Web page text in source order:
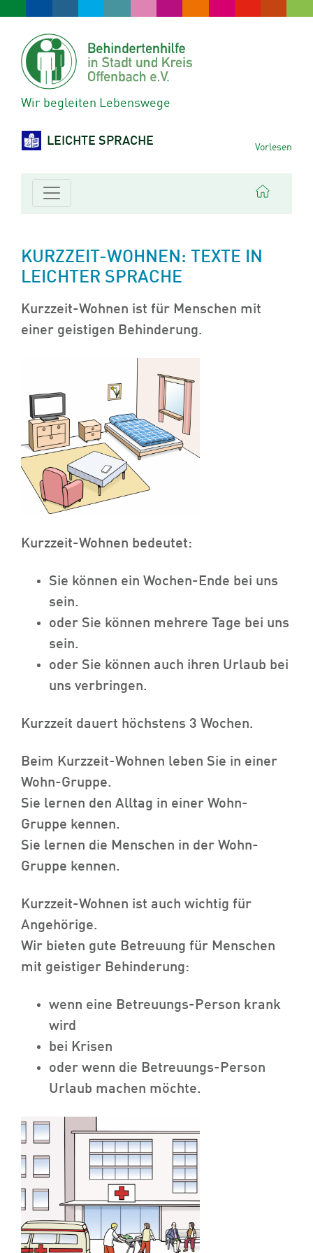
Wir begleiten Lebenswege
LEICHTE SPRACHE Vorlesen
KURZZEIT-WOHNEN: TEXTE IN
LEICHTER SPRACHE
Kurzzeit-Wohnen ist für Menschen mit
einer geistigen Behinderung.
Kurzzeit-Wohnen bedeutet:
Sie können ein Wochen-Ende bei uns
sein.
oder Sie können mehrere Tage bei uns
sein.
oder Sie können auch ihren Urlaub bei
uns verbringen.
Kurzzeit dauert höchstens 3 Wochen.
Beim Kurzzeit-Wohnen leben Sie in einer
Wohn-Gruppe.
Sie lernen den Alltag in einer Wohn-
Gruppe kennen.
Sie lernen die Menschen in der Wohn-
Gruppe kennen.
Kurzzeit-Wohnen ist auch wichtig für
Angehörige.
Wir bieten gute Betreuung für Menschen
mit geistiger Behinderung:
wenn eine Betreuungs-Person krank
wird
bei Krisen
oder wenn die Betreuungs-Person
Urlaub machen möchte.